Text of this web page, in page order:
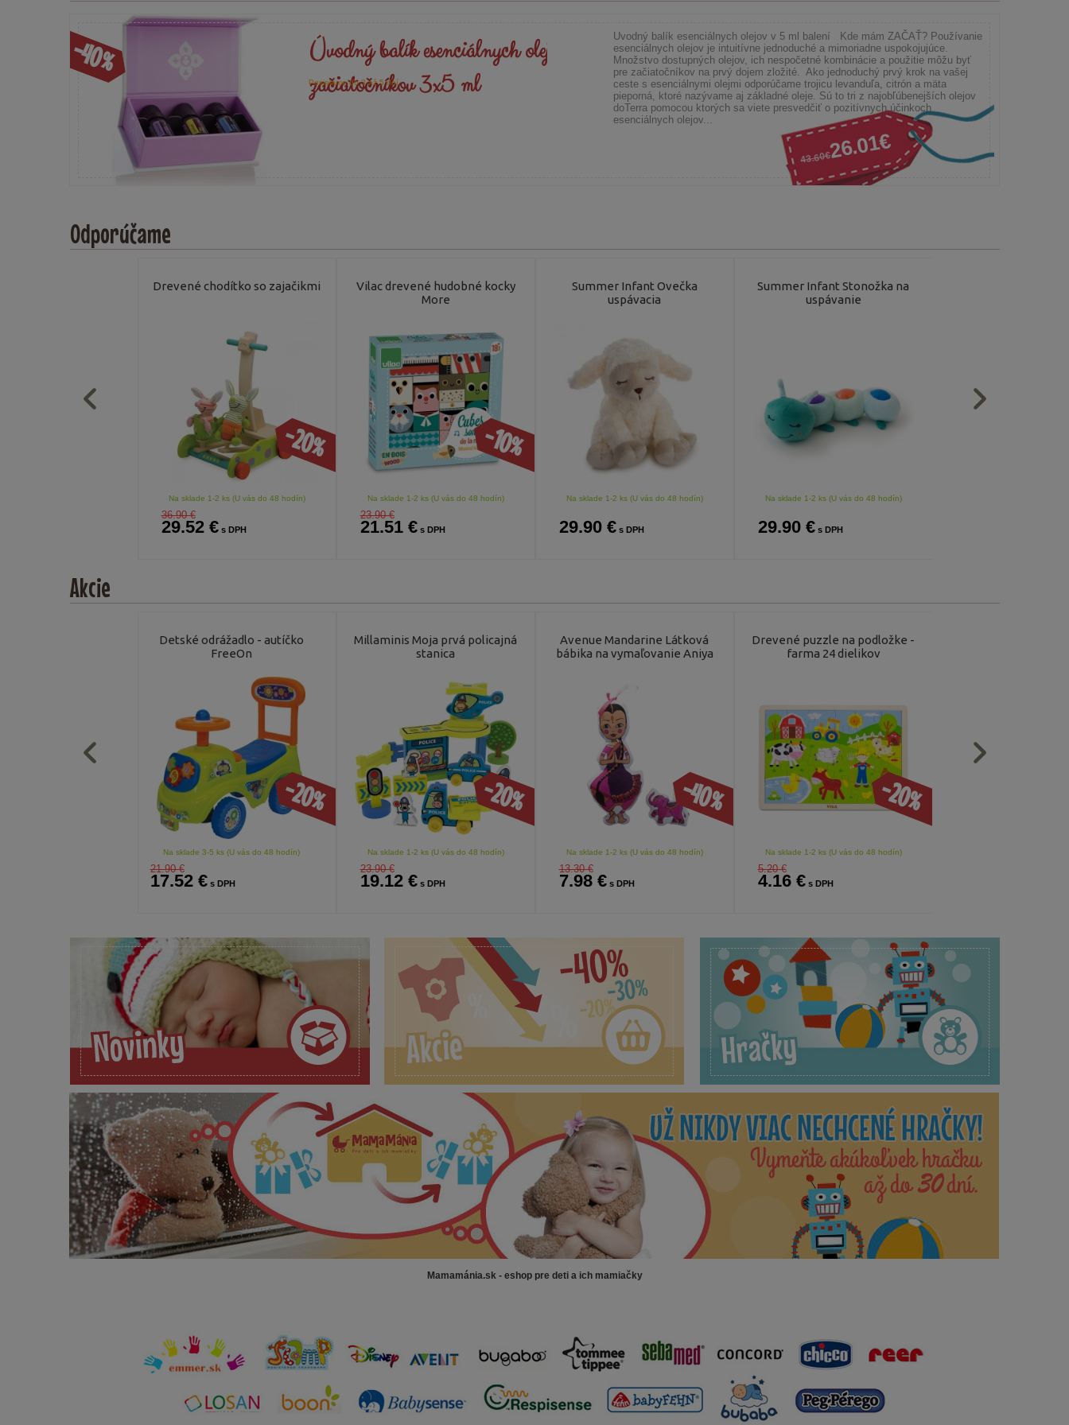
-40%
43.60€26.01€
Uvodný balík esenciálnych olejov v 5 ml balení Kde mám ZAČAŤ? Používanie
esenciálnych olejov je intuitívne jednoduché a mimoriadne uspokojujúce.
Množstvo dostupných olejov, ich nespočetné kombinácie a použitie môžu byť
pre začiatočníkov na prvý dojem zložité. Ako jednoduchý prvý krok na vašej
ceste s esenciálnymi olejmi odporúčame trojicu levanduľa, citrón a mäta
pieporná, ktoré nazývame aj základné oleje. Sú to tri z najobľúbenejších olejov
doTerra pomocou ktorých sa viete presvedčiť o pozitívnych účinkoch
esenciálnych olejov...
Úvodný balík esenciálnych olejov - Trio pre
začiatočníkov 3x5 ml
Posielame do 3 až 5 dní
Odporúčame
-20%
Drevené chodítko so zajačikmi
Na sklade 1-2 ks (U vás do 48 hodín)
36.90 €
29.52 €s DPH
-10%
Vilac drevené hudobné kocky
More
Na sklade 1-2 ks (U vás do 48 hodín)
23.90 €
21.51 €s DPH
Summer Infant Ovečka
uspávacia
Na sklade 1-2 ks (U vás do 48 hodín)
29.90 €s DPH
Summer Infant Stonožka na
uspávanie
Na sklade 1-2 ks (U vás do 48 hodín)
29.90 €s DPH
Akcie
-20%
Detské odrážadlo - autíčko
FreeOn
Na sklade 3-5 ks (U vás do 48 hodín)
21.90 €
17.52 €s DPH
-20%
Millaminis Moja prvá policajná
stanica
Na sklade 1-2 ks (U vás do 48 hodín)
23.90 €
19.12 €s DPH
-40%
Avenue Mandarine Látková
bábika na vymaľovanie Aniya
Na sklade 1-2 ks (U vás do 48 hodín)
13.30 €
7.98 €s DPH
-20%
Drevené puzzle na podložke -
farma 24 dielikov
Na sklade 1-2 ks (U vás do 48 hodín)
5.20 €
4.16 €s DPH
Mamamánia.sk - eshop pre deti a ich mamiačky